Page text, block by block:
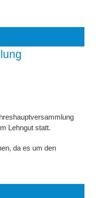
Lehngut statt.
da es um den